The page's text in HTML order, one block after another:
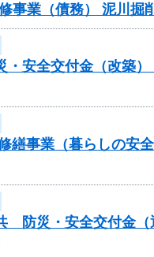
事業（債務） 泥川掘
安全交付金（改築
事業（暮らしの安
防災・安全交付金